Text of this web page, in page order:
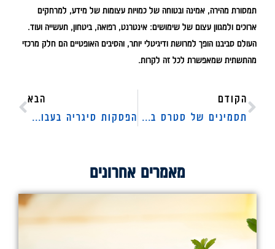
תמסורת מהירה, אמינה ובטוחה של כמויות עצומות של מידע, למרחקים
ארוכים ולמגוון עצום של שימושים: אינטרנט, רפואה, ביטחון, תעשייה ועוד.
העולם סביבנו הופך למרושת ודיגיטלי יותר, והסיבים האופטיים הם חלק מרכזי
מהתשתית שמאפשרת לכל זה לקרות.
הקודם
תסמינים של סטרס בקרב אנשי הייטק: מתי הלחץ כבר לא סביר?
הבא
הפסקות סיגריה בעבודה: זכויות עובדים, חובות מעסיקים והשלכות משפטיות
מאמרים אחרונים